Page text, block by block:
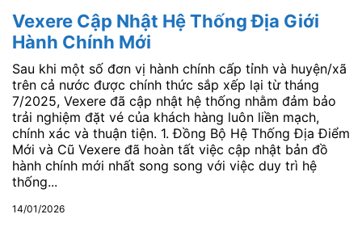
Vexere Cập Nhật Hệ Thống Địa Giới
Hành Chính Mới
Sau khi một số đơn vị hành chính cấp tỉnh và huyện/xã
trên cả nước được chính thức sắp xếp lại từ tháng
7/2025, Vexere đã cập nhật hệ thống nhằm đảm bảo
trải nghiệm đặt vé của khách hàng luôn liền mạch,
chính xác và thuận tiện. 1. Đồng Bộ Hệ Thống Địa Điểm
Mới và Cũ Vexere đã hoàn tất việc cập nhật bản đồ
hành chính mới nhất song song với việc duy trì hệ
thống...
14/01/2026